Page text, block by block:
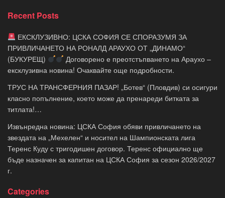
Recent Posts
ЕКСКЛУЗИВНО: ЦСКА СОФИЯ СЕ СПОРАЗУМЯ ЗА
ПРИВЛИЧАНЕТО НА РОНАЛД АРАУХО ОТ „ДИНАМО“
(БУКУРЕЩ)
Договорено е преотстъпването на Араухо –
ексклузивна новина! Очаквайте още подробности.
ТРУС НА ТРАНСФЕРНИЯ ПАЗАР! „Ботев“ (Пловдив) си осигури
класно попълнение, което може да пренареди битката за
титлата!…
Извънредна новина: ЦСКА София обяви привличането на
звездата на „Мехелен“ и носител на Шампионската лига
Теренс Куду с тригодишен договор. Теренс официално ще
бъде назначен за капитан на ЦСКА София за сезон 2026/2027
г.
Categories